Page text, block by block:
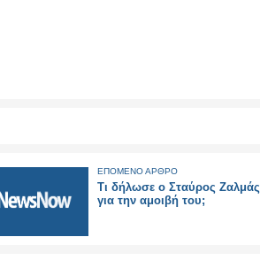
ΕΠΟΜΕΝΟ ΑΡΘΡΟ
Τι δήλωσε ο Σταύρος Ζαλμάς
για την αμοιβή του;